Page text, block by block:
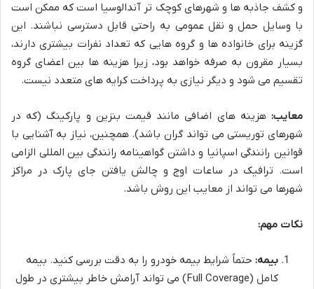
و کشف جاذبه ها و شهرهای کوچک تر آندالوسیا است که ممکن است
با وسایل حمل و نقل عمومی به راحتی قابل دسترسی نباشند. این
گزینه برای خانواده ها و گروه هایی که تعداد نفرات بیشتری دارند،
بسیار مقرون به صرفه خواهد بود، زیرا هزینه ها بین اعضای گروه
تقسیم می شود و دیگر نیازی به پرداخت کرایه های متعدد نیست.
معایب: هزینه های اضافی مانند قیمت بنزین و پارکینگ (که در
شهرهای توریستی می تواند گران باشد). همچنین، نیاز به آشنایی با
قوانین رانندگی اسپانیا و داشتن گواهینامه رانندگی بین المللی الزامی
است. ترافیک در ساعات اوج و چالش یافتن جای پارک در مراکز
شهرها می تواند از معایب این روش باشد.
نکات مهم:
بیمه: حتماً شرایط بیمه خودرو را به دقت بررسی کنید. بیمه
کامل (Full Coverage) می تواند آرامش خاطر بیشتری در طول